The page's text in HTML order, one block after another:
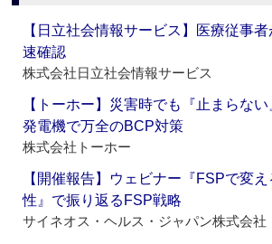
【日立社会情報サービス】医療従事
速確認
株式会社日立社会情報サービス
【トーホー】災害時でも『止まらな
発電機で万全のBCP対策
株式会社トーホー
【開催報告】ウェビナー『FSPで変
性』で振り返るFSP戦略
サイネオス・ヘルス・ジャパン株式会社